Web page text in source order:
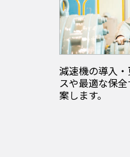
減速機の導入
スや最適な保
案します。